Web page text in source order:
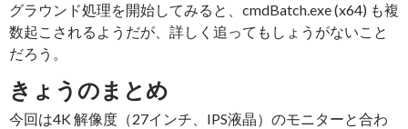
グラウンド処理を開始してみると、cmdBatch.exe (x64) も複
数起こされるようだが、詳しく追ってもしょうがないこと
だろう。
きょうのまとめ
今回は4K 解像度（27インチ、IPS液晶）のモニターと合わ